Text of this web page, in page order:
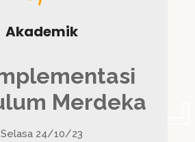
Akademik
Merdeka
Selasa 24/10/23